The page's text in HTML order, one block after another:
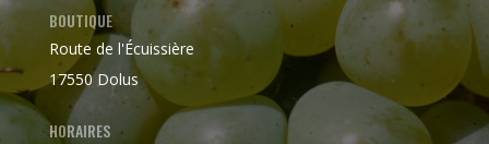
BOUTIQUE
Route de l'Écuissière
17550 Dolus
HORAIRES